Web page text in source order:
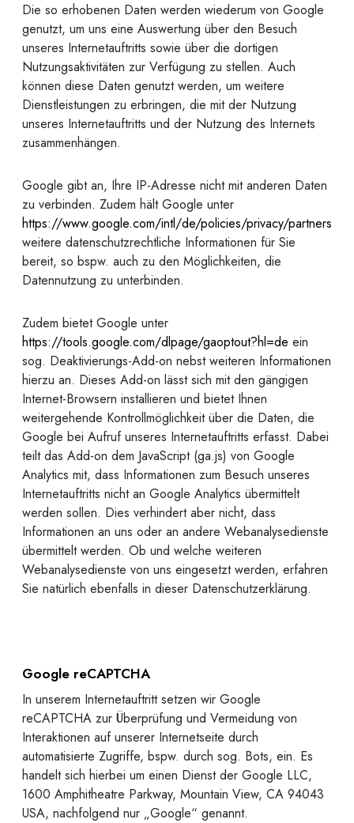
Die so erhobenen Daten werden wiederum von Google
genutzt, um uns eine Auswertung über den Besuch
unseres Internetauftritts sowie über die dortigen
Nutzungsaktivitäten zur Verfügung zu stellen. Auch
können diese Daten genutzt werden, um weitere
Dienstleistungen zu erbringen, die mit der Nutzung
unseres Internetauftritts und der Nutzung des Internets
zusammenhängen.
Google gibt an, Ihre IP-Adresse nicht mit anderen Daten
zu verbinden. Zudem hält Google unter
https://www.google.com/intl/de/policies/privacy/partners
weitere datenschutzrechtliche Informationen für Sie
bereit, so bspw. auch zu den Möglichkeiten, die
Datennutzung zu unterbinden.
Zudem bietet Google unter
https://tools.google.com/dlpage/gaoptout?hl=de ein
sog. Deaktivierungs-Add-on nebst weiteren Informationen
hierzu an. Dieses Add-on lässt sich mit den gängigen
Internet-Browsern installieren und bietet Ihnen
weitergehende Kontrollmöglichkeit über die Daten, die
Google bei Aufruf unseres Internetauftritts erfasst. Dabei
teilt das Add-on dem JavaScript (ga.js) von Google
Analytics mit, dass Informationen zum Besuch unseres
Internetauftritts nicht an Google Analytics übermittelt
werden sollen. Dies verhindert aber nicht, dass
Informationen an uns oder an andere Webanalysedienste
übermittelt werden. Ob und welche weiteren
Webanalysedienste von uns eingesetzt werden, erfahren
Sie natürlich ebenfalls in dieser Datenschutzerklärung.
Google reCAPTCHA
In unserem Internetauftritt setzen wir Google
reCAPTCHA zur Überprüfung und Vermeidung von
Interaktionen auf unserer Internetseite durch
automatisierte Zugriffe, bspw. durch sog. Bots, ein. Es
handelt sich hierbei um einen Dienst der Google LLC,
1600 Amphitheatre Parkway, Mountain View, CA 94043
USA, nachfolgend nur „Google“ genannt.